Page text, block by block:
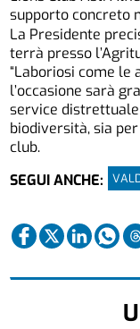
supporto concreto
La Presidente
terrà presso
“Laboriosi come le
l’occasione sarà
service
biodiversità, sia
club.
SEGUI ANCHE: